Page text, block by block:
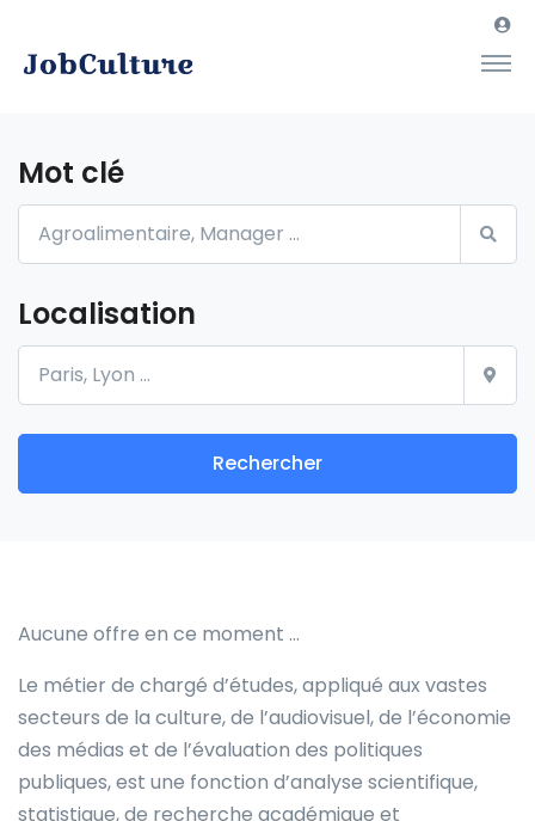
Mot clé
Localisation
Rechercher
Aucune offre en ce moment …
Le métier de chargé d’études, appliqué aux vastes
secteurs de la culture, de l’audiovisuel, de l’économie
des médias et de l’évaluation des politiques
publiques, est une fonction d’analyse scientifique,
statistique, de recherche académique et